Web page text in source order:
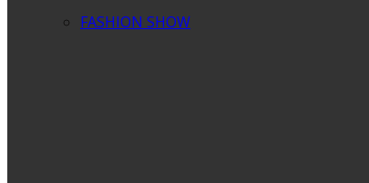
FASHION SHOW